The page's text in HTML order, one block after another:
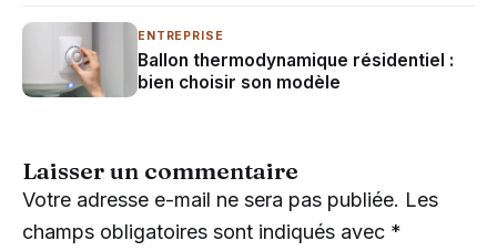
ENTREPRISE
Ballon thermodynamique résidentiel :
bien choisir son modèle
Laisser un commentaire
Votre adresse e-mail ne sera pas publiée. Les
champs obligatoires sont indiqués avec *